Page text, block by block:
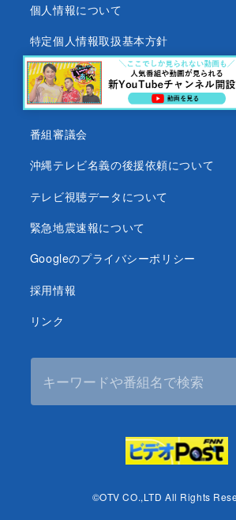
個人情報について
特定個人情報取扱基本方針
沖縄テレビ放送基準
沖縄県内放送局一覧
番組審議会
沖縄テレビ名義の後援依頼について
テレビ視聴データについて
緊急地震速報について
Googleのプライバシーポリシー
採用情報
リンク
©OTV CO.,LTD All Rights